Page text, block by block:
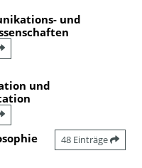
und
und
48 Einträge